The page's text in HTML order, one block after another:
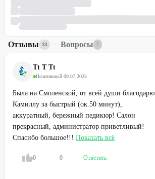
Отзывы 13 · Вопросы 7
Tt T Tt
Позитивный·09.07.2025
Была на Смоленской, от всей души благодарю
Камиллу за быстрый (ок.50 минут),
аккуратный, бережный педикюр! Салон
прекрасный, администратор приветливый!
Спасибо большое!!! Показать всё
0 0 Ответить